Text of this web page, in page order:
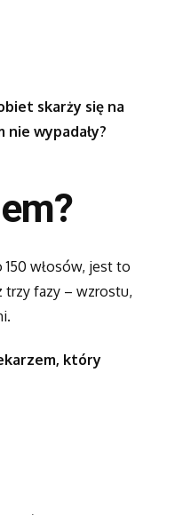
skarży się na
nie wypadały?
włosów, jest to
trzy fazy – wzrostu,
który